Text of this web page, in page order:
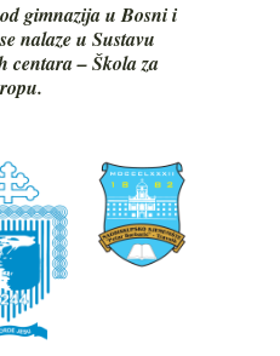
gimnazija u Bosni i
nalaze u Sustavu
centara – Škola za